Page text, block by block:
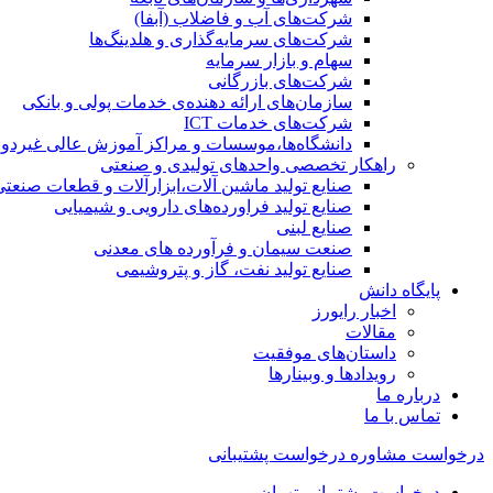
شرکت‌های آب و فاضلاب (آبفا)
شرکت‌های سرمایه‌گذاری و هلدینگ‌ها
سهام و بازار سرمایه
شرکت‌های بازرگانی
سازمان‌های ارائه دهنده‌ی خدمات پولی و بانکی
شرکت‌های خدمات ICT
دانشگاه‌ها،موسسات و مراکز آموزش عالی
راهکار تخصصی واحدهای تولیدی و صنعتی
صنایع توليد ماشين آلات،ابزارآلات و قطعات
صنایع تولید فراورده‌های دارویی و شیمیایی
صنایع لبنی
صنعت سیمان و فرآورده های معدنی
صنایع تولید نفت، گاز و پتروشيمی
پایگاه دانش
اخبار رایورز
مقالات
داستان‌های موفقیت
رویدادها و وبینارها
درباره ما
تماس با ما
درخواست مشاوره درخواست پشتیبانی